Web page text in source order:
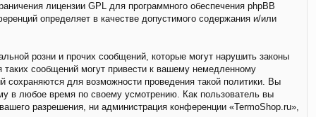
лицензии GPL для программного обеспечения phpBB
определяет в качестве допустимого содержания и/или
розни и прочих сообщений, которые могут нарушить законы
сообщений могут привести к вашему немедленному
для возможности проведения такой политики. Вы
в любое время по своему усмотрению. Как пользователь вы
разрешения, ни администрация конференции «TermoShop.ru»,